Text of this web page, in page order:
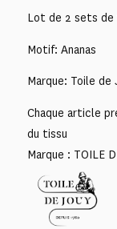
Lot de 2 sets de
Motif: Ananas
Marque: Toile
Chaque article
du tissu
Marque : TOILE